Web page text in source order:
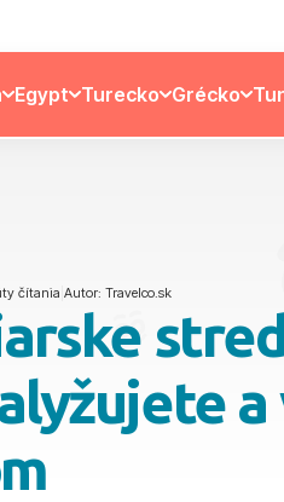
Egypt Turecko Grécko
čítania Autor: Travelco.sk